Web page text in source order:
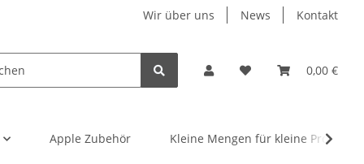
Wir über uns News Kontakt
0,00 €
Apple Zubehör Kleine Mengen für kleine Projekte